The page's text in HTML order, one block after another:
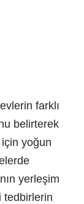
farklı
belirterek
için yoğun
yerleşim
tedbirlerin